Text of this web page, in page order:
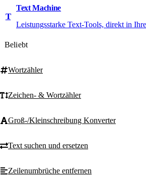
T
Text Machine
Leistungsstarke Text-Tools, direkt in
Beliebt
Wortzähler
Zeichen- & Wortzähler
Groß-/Kleinschreibung Konverter
Text suchen und ersetzen
Zeilenumbrüche entfernen